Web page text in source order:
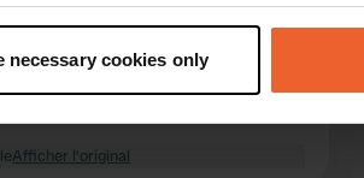
which can be accurate to within
and set your preferences in the
social media features and to
media, advertising and analytics
necessary cookies only
Les douches sont trop petites et
être faite à l'extérieur. Cependant,
est idéal pour visiter le
en bus. Nous avons payé 30 £
nuit.
Afficher l'original